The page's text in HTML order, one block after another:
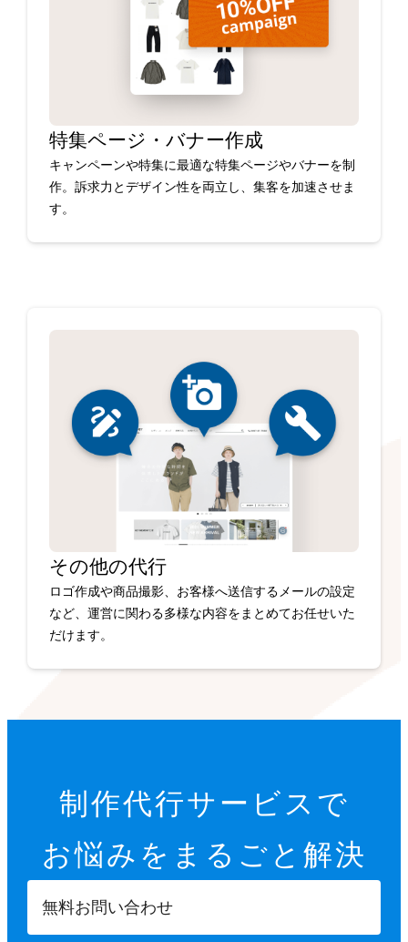
特集ページ・バナー作成
キャンペーンや特集に最適な特集ページやバナーを制
作。訴求力とデザイン性を両立し、集客を加速させま
す。
その他の代行
ロゴ作成や商品撮影、お客様へ送信するメールの設定
など、運営に関わる多様な内容をまとめてお任せいた
だけます。
制作代行サービスで
お悩みを まるごと解決
無料お問い合わせ